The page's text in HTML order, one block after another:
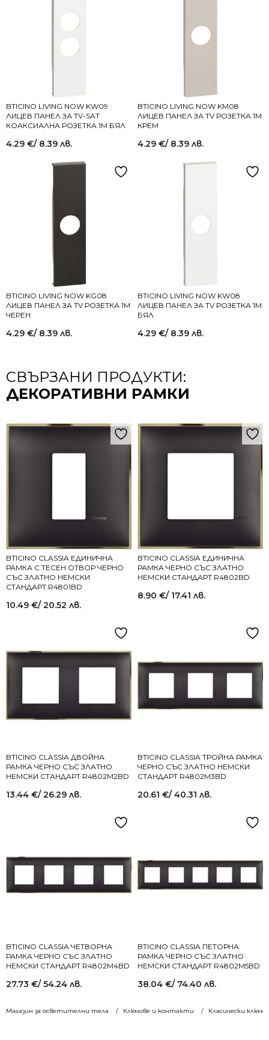
Магазин за осветителни тела Ключове и контакти Класически
BTICINO LIVING NOW KW09
ЛИЦЕВ ПАНЕЛ ЗА TV-SAT
КОАКСИАЛНА РОЗЕТКА 1M БЯЛ
4.29 €/ 8.39 лв.
BTICINO LIVING NOW KM08
ЛИЦЕВ ПАНЕЛ ЗА TV РОЗЕТКА 1M
КРЕМ
4.29 €/ 8.39 лв.
BTICINO LIVING NOW KG08
ЛИЦЕВ ПАНЕЛ ЗА TV РОЗЕТКА 1M
ЧЕРЕН
4.29 €/ 8.39 лв.
BTICINO LIVING NOW KW08
ЛИЦЕВ ПАНЕЛ ЗА TV РОЗЕТКА 1M
БЯЛ
4.29 €/ 8.39 лв.
СВЪРЗАНИ ПРОДУКТИ:
ДЕКОРАТИВНИ РАМКИ
BTICINO CLASSIA ЕДИНИЧНА
РАМКА С ТЕСЕН ОТВОР ЧЕРНО
СЪС ЗЛАТНО НЕМСКИ
СТАНДАРТ R4801BD
10.49 €/ 20.52 лв.
BTICINO CLASSIA ЕДИНИЧНА
РАМКА ЧЕРНО СЪС ЗЛАТНО
НЕМСКИ СТАНДАРТ R4802BD
8.90 €/ 17.41 лв.
BTICINO CLASSIA ДВОЙНА
РАМКА ЧЕРНО СЪС ЗЛАТНО
НЕМСКИ СТАНДАРТ R4802M2BD
13.44 €/ 26.29 лв.
BTICINO CLASSIA ТРОЙНА РАМКА
ЧЕРНО СЪС ЗЛАТНО НЕМСКИ
СТАНДАРТ R4802M3BD
20.61 €/ 40.31 лв.
BTICINO CLASSIA ЧЕТВОРНА
РАМКА ЧЕРНО СЪС ЗЛАТНО
НЕМСКИ СТАНДАРТ R4802M4BD
27.73 €/ 54.24 лв.
BTICINO CLASSIA ПЕТОРНА
РАМКА ЧЕРНО СЪС ЗЛАТНО
НЕМСКИ СТАНДАРТ R4802M5BD
38.04 €/ 74.40 лв.